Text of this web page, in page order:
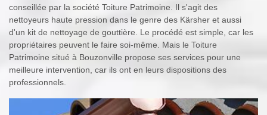
conseillée par la société Toiture Patrimoine. Il s'agit des
nettoyeurs haute pression dans le genre des Kärsher et aussi
d'un kit de nettoyage de gouttière. Le procédé est simple, car les
propriétaires peuvent le faire soi-même. Mais le Toiture
Patrimoine situé à Bouzonville propose ses services pour une
meilleure intervention, car ils ont en leurs dispositions des
professionnels.